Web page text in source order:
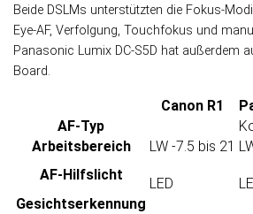
Beide DSLMs unterstützten die Fokus-
Eye-AF, Verfolgung, Touchfokus und
Panasonic Lumix DC-S5D hat außer­dem
Board.
Canon R1
AF-Typ
Arbeits­bereich
LW -7.5 bis 21
AF-Hilfslicht
LED
Gesichtserkennung